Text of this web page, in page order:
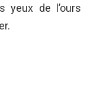
yeux de l’ours